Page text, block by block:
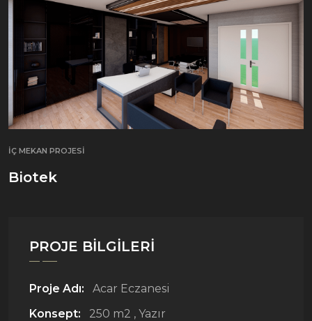
İÇ MEKAN PROJESİ
Biotek
PROJE BILGILERI
Proje Adı:
Acar Eczanesi
Konsept:
250 m2 , Yazır